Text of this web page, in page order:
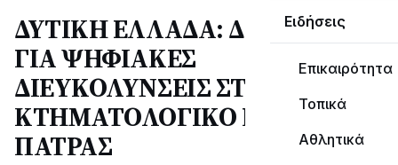
Ειδήσεις
Επικαιρότητα
Τοπικά
Αθλητικά
ΔΥΤΙΚΗ ΕΛΛΑΔΑ: ΔΕΣΜΕΥΣΕΙΣ
ΓΙΑ ΨΗΦΙΑΚΕΣ
ΔΙΕΥΚΟΛΥΝΣΕΙΣ ΣΤΟ
ΚΤΗΜΑΤΟΛΟΓΙΚΟ ΓΡΑΦΕΙΟ
ΠΑΤΡΑΣ